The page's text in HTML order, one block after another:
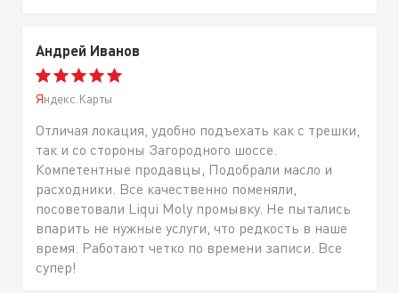
Андрей Иванов
Яндекс.Карты
Отличая локация, удобно подъехать как с трешки,
так и со стороны Загородного шоссе.
Компетентные продавцы, Подобрали масло и
расходники. Все качественно поменяли,
посоветовали Liqui Moly промывку. Не пытались
впарить не нужные услуги, что редкость в наше
время. Работают четко по времени записи. Все
супер!